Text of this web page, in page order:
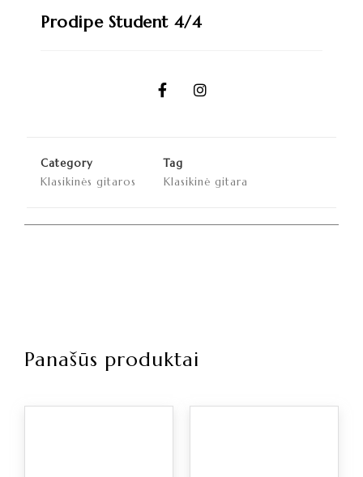
Prodipe Student 4/4
Category
Klasikinės gitaros
Tag
Klasikinė gitara
Panašūs produktai